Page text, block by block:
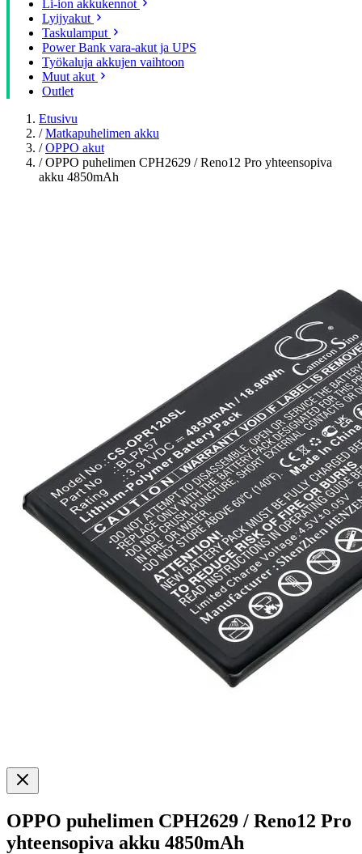
Li-ion akkukennot
Lyijyakut
Taskulamput
Power Bank vara-akut ja UPS
Työkaluja akkujen vaihtoon
Muut akut
Outlet
Etusivu
/ Matkapuhelimen akku
/ OPPO akut
/ OPPO puhelimen CPH2629 / Reno12 Pro yhteensopiva
akku 4850mAh
OPPO puhelimen CPH2629 / Reno12 Pro
yhteensopiva akku 4850mAh